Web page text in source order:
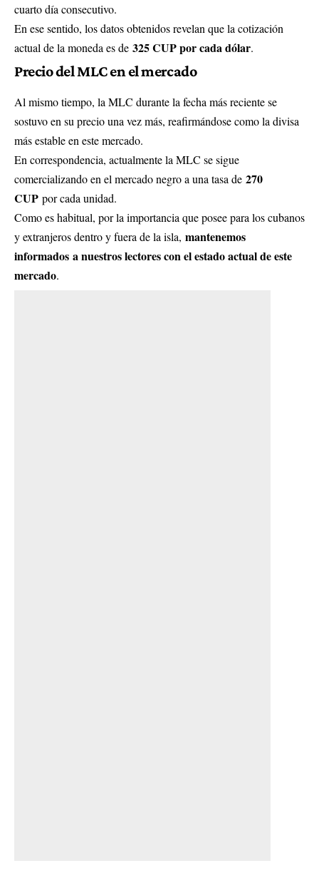
cuarto día consecutivo.
En ese sentido, los datos obtenidos revelan que la cotización
actual de la moneda es de 325 CUP por cada dólar.
Precio del MLC en el mercado
Al mismo tiempo, la MLC durante la fecha más reciente se
sostuvo en su precio una vez más, reafirmándose como la divisa
más estable en este mercado.
En correspondencia, actualmente la MLC se sigue
comercializando en el mercado negro a una tasa de 270
CUP por cada unidad.
Como es habitual, por la importancia que posee para los cubanos
y extranjeros dentro y fuera de la isla, mantenemos
informados a nuestros lectores con el estado actual de este
mercado.